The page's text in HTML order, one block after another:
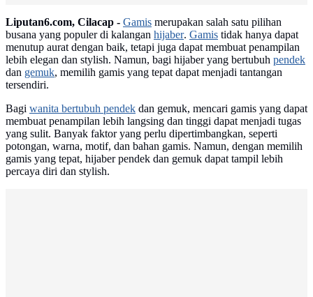
Liputan6.com, Cilacap - Gamis merupakan salah satu pilihan
busana yang populer di kalangan hijaber. Gamis tidak hanya dapat
menutup aurat dengan baik, tetapi juga dapat membuat penampilan
lebih elegan dan stylish. Namun, bagi hijaber yang bertubuh pendek
dan gemuk, memilih gamis yang tepat dapat menjadi tantangan
tersendiri.
Bagi wanita bertubuh pendek dan gemuk, mencari gamis yang dapat
membuat penampilan lebih langsing dan tinggi dapat menjadi tugas
yang sulit. Banyak faktor yang perlu dipertimbangkan, seperti
potongan, warna, motif, dan bahan gamis. Namun, dengan memilih
gamis yang tepat, hijaber pendek dan gemuk dapat tampil lebih
percaya diri dan stylish.